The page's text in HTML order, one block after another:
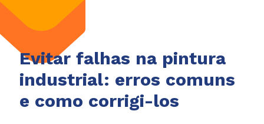
Evitar falhas na pintura
industrial: erros comuns
e como corrigi-los